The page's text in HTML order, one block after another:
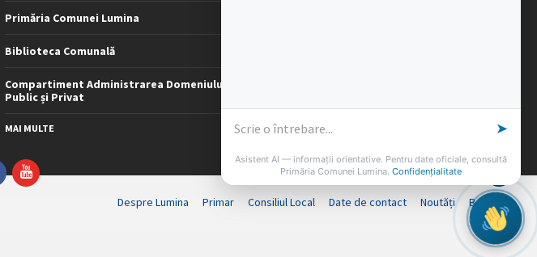
Primăria Comunei Lumina
Biblioteca Comunală
Compartiment Administrarea Domeniului
Public și Privat
MAI MULTE
YouTube
Despre Lumina Primar Consiliul Local Date de contact Noutăți B-AWARE
➤
Asistent AI — informații orientative. Pentru date oficiale, consultă
Primăria Comunei Lumina. Confidențialitate